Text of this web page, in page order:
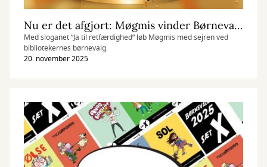
Nu er det afgjort: Møgmis vinder Børnevalget 2025
Med sloganet ”Ja til retfærdighed” løb Møgmis med sejren ved
bibliotekernes børnevalg.
20. november 2025